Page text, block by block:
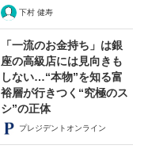
下村 健寿
「一流のお金持ち」は銀
座の高級店には見向きも
しない…“本物”を知る富
裕層が行きつく“究極のス
シ”の正体
プレジデントオンライン